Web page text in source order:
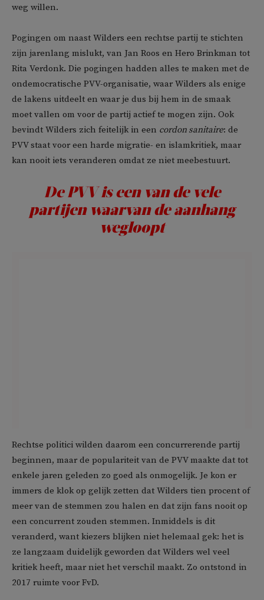
weg willen.
Pogingen om naast Wilders een rechtse partij te stichten
zijn jarenlang mislukt, van Jan Roos en Hero Brinkman tot
Rita Verdonk. Die pogingen hadden alles te maken met de
ondemocratische PVV-organisatie, waar Wilders als enige
de lakens uitdeelt en waar je dus bij hem in de smaak
moet vallen om voor de partij actief te mogen zijn. Ook
bevindt Wilders zich feitelijk in een cordon sanitaire: de
PVV staat voor een harde migratie- en islamkritiek, maar
kan nooit iets veranderen omdat ze niet meebestuurt.
De PVV is een van de vele
partijen waarvan de aanhang
wegloopt
Rechtse politici wilden daarom een concurrerende partij
beginnen, maar de populariteit van de PVV maakte dat tot
enkele jaren geleden zo goed als onmogelijk. Je kon er
immers de klok op gelijk zetten dat Wilders tien procent of
meer van de stemmen zou halen en dat zijn fans nooit op
een concurrent zouden stemmen. Inmiddels is dit
veranderd, want kiezers blijken niet helemaal gek: het is
ze langzaam duidelijk geworden dat Wilders wel veel
kritiek heeft, maar niet het verschil maakt. Zo ontstond in
2017 ruimte voor FvD.